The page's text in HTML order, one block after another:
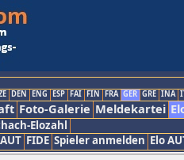
DEN ENG ESP FAI FIN FRA GER GRE INA
Foto-Galerie Meldekartei
Elozahl
FIDE Spieler anmelden Elo